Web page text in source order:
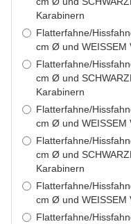
Karabinern
Flatterfahne/
cm Ø und WEISSEM
Flatterfahne/
cm Ø und
Karabinern
Flatterfahne/
cm Ø und WEISSEM
Flatterfahne/
cm Ø und
Karabinern
Flatterfahne/
cm Ø und WEISSEM
Flatterfahne/